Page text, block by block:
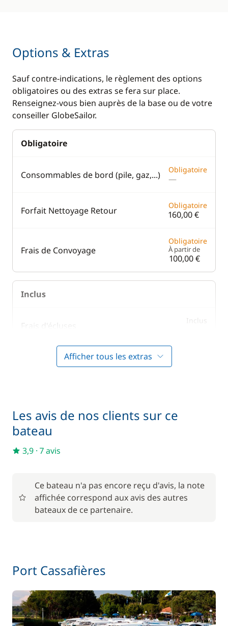
Options & Extras
Sauf contre-indications, le règlement des options
obligatoires ou des extras se fera sur place.
Renseignez-vous bien auprès de la base ou de votre
conseiller GlobeSailor.
Obligatoire
Consommables de bord (pile, gaz,...) Obligatoire
—
Forfait Nettoyage Retour Obligatoire
160,00 €
Frais de Convoyage
Obligatoire
À partir de
100,00 €
Inclus
Frais d'écluses Inclus
Serviettes
Animaux de compagnie 85,00 €
Le paquet environnemental
Location de vélo - Adulte 59,50 €
/ semaine
Afficher tous les extras
Les avis de nos clients sur ce
bateau
3,9 · 7 avis
Ce bateau n'a pas encore reçu d'avis, la note
affichée correspond aux avis des autres
bateaux de ce partenaire.
Port Cassafières